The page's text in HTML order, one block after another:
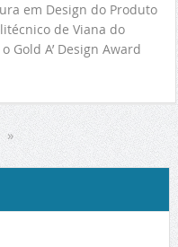
em Design do Produto
de Viana do
Gold A’ Design Award
»